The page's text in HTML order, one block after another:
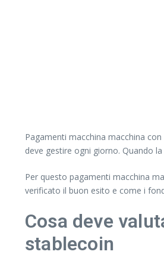
Pagamenti macchina macchina
deve gestire ogni giorno. Quando
Per questo pagamenti macchina
verificato il buon esito e come i
Cosa deve
stablecoin